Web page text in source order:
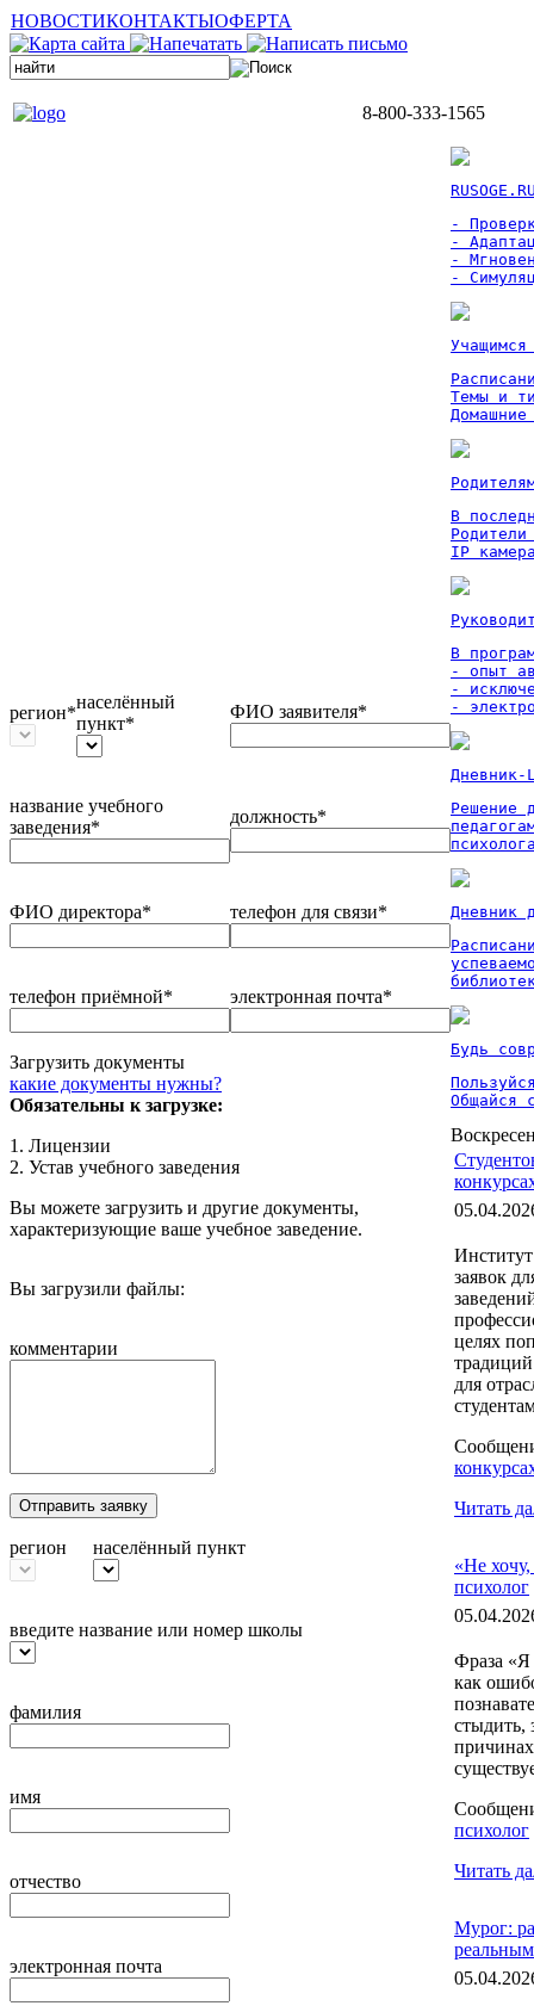
НОВОСТИКОНТАКТЫОФЕРТА
8-800-333-1565
регион*
населённый
пункт*
ФИО заявителя*
название учебного
заведения*
должность*
ФИО директора* телефон для связи*
телефон приёмной* электронная почта*
Загрузить документы
какие документы нужны?
Обязательны к загрузке:
1. Лицензии
2. Устав учебного заведения
Вы можете загрузить и другие документы,
характеризующие ваше учебное заведение.
Вы загрузили файлы:
комментарии
Отправить заявку
регион населённый пункт
введите название или номер школы
фамилия
имя
отчество
электронная почта
-
-
-
-
Темы и
Домашние
В
IP
В
- опыт
-
-
Дневник-
Решение
Дневник
Будь
Общайся
заявок
целях
для
Читать
«Не
психолог
Фраза «Я
как
стыдить,
причинах
психолог
Читать
Мурог: